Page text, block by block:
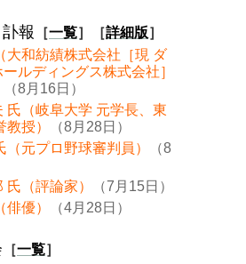
報 ［一覧］［詳細版］
大和紡績株式会社［現 ダ
ルディングス株式会社］
（8月16日）
氏（岐阜大学 元学長、東
授）
（8月28日）
（元プロ野球審判員）
（8
（評論家）
（7月15日）
優）
（4月28日）
［一覧］